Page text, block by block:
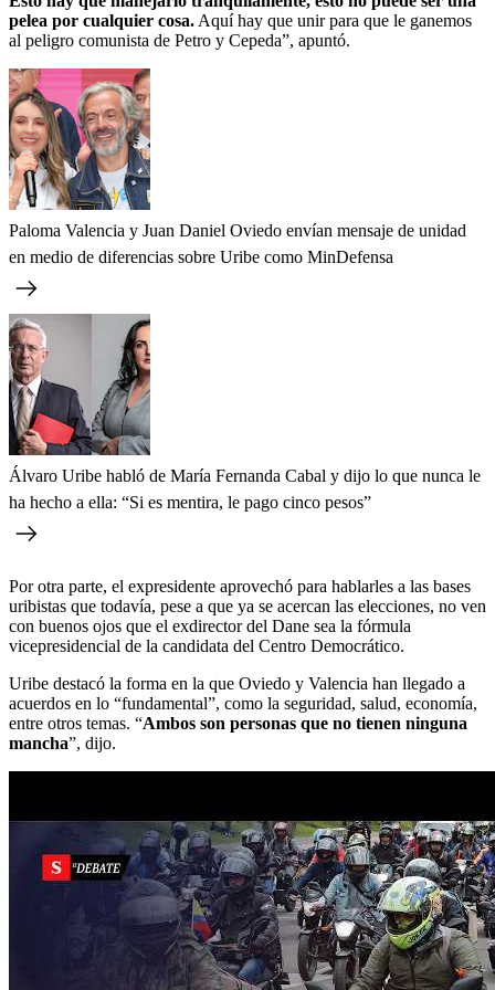
pelea por cualquier cosa. Aquí hay que unir para que le ganemos
al peligro comunista de Petro y Cepeda”, apuntó.
Paloma Valencia y Juan Daniel Oviedo envían mensaje de unidad
en medio de diferencias sobre Uribe como MinDefensa
Álvaro Uribe habló de María Fernanda Cabal y dijo lo que nunca le
ha hecho a ella: “Si es mentira, le pago cinco pesos”
Por otra parte, el expresidente aprovechó para hablarles a las bases
uribistas que todavía, pese a que ya se acercan las elecciones, no ven
con buenos ojos que el exdirector del Dane sea la fórmula
vicepresidencial de la candidata del Centro Democrático.
Uribe destacó la forma en la que Oviedo y Valencia han llegado a
acuerdos en lo “fundamental”, como la seguridad, salud, economía,
entre otros temas. “Ambos son personas que no tienen ninguna
mancha”, dijo.